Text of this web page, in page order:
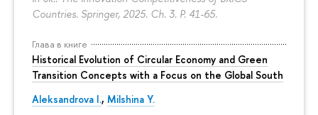
Countries. Springer, 2025. Ch. 3. P. 41-65.
Глава в книге
Historical Evolution of Circular Economy and Green
Transition Concepts with a Focus on the Global South
Aleksandrova I., Milshina Y.